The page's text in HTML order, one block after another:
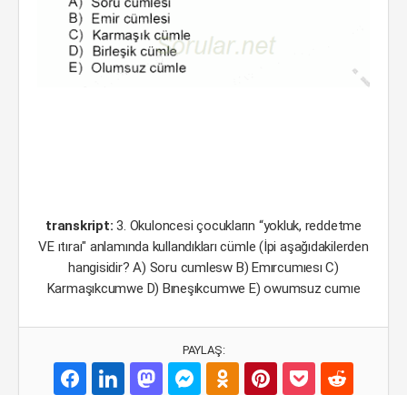
transkript:3. Okuloncesi çocukların “yokluk, reddetme
VE ıtıraı" anlamında kullandıkları cümle (İpi aşağıdakilerden
hangisidir? A) Soru cumlesw B) Emırcumıesı C)
Karmaşıkcumwe D) Bıneşıkcumwe E) owumsuz cumıe
PAYLAŞ: